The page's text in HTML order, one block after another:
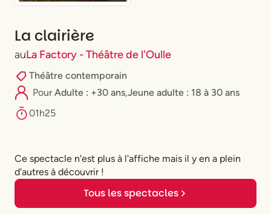
La clairière
auLa Factory - Théâtre de l'Oulle
Théâtre contemporain
PourAdulte : +30 ans,⁠Jeune adulte : 18 à 30 ans
01h25
Ce spectacle n'est plus à l'affiche mais il y en a plein
d'autres à découvrir !
Tous les spectacles